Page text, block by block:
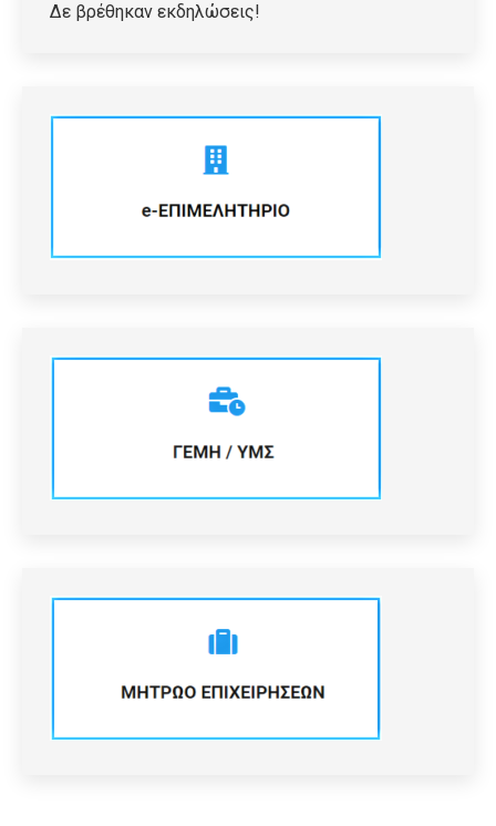
Δε βρέθηκαν εκδηλώσεις!